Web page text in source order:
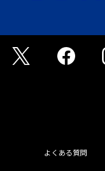
よくある質問